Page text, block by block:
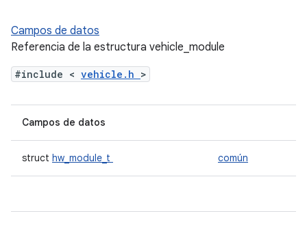
Campos de datos
Referencia de la estructura vehicle_module
#include < vehicle.h >
Campos de datos
struct hw_module_t común